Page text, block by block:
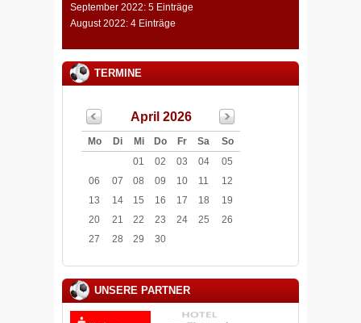
September 2022: 5 Einträge
August 2022: 4 Einträge
TERMINE
April 2026
Mo Di Mi Do Fr Sa
So
01
02 03 04
05
06
07 08 09 10 11
12
13
14 15 16 17 18
19
20
21 22 23 24 25
26
27
28 29 30
UNSERE PARTNER